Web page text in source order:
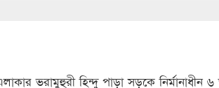
ভরামুহুরী হিন্দু পাড়া সড়কে নির্মানাধীন ৬